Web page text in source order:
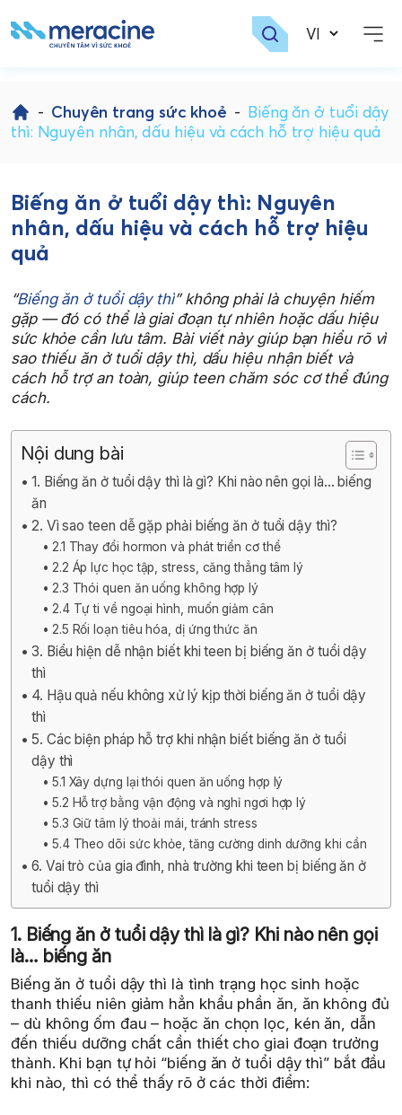
to
content
- Chuyên trang sức khoẻ - Biếng ăn ở tuổi dậy
thì: Nguyên nhân, dấu hiệu và cách hỗ trợ hiệu quả
Biếng ăn ở tuổi dậy thì: Nguyên
nhân, dấu hiệu và cách hỗ trợ hiệu
quả
“Biếng ăn ở tuổi dậy thì” không phải là chuyện hiếm
gặp — đó có thể là giai đoạn tự nhiên hoặc dấu hiệu
sức khỏe cần lưu tâm. Bài viết này giúp bạn hiểu rõ vì
sao thiếu ăn ở tuổi dậy thì, dấu hiệu nhận biết và
cách hỗ trợ an toàn, giúp teen chăm sóc cơ thể đúng
cách.
Nội dung bài
1. Biếng ăn ở tuổi dậy thì là gì? Khi nào nên gọi là… biếng
ăn
2. Vì sao teen dễ gặp phải biếng ăn ở tuổi dậy thì?
2.1 Thay đổi hormon và phát triển cơ thể
2.2 Áp lực học tập, stress, căng thẳng tâm lý
2.3 Thói quen ăn uống không hợp lý
2.4 Tự ti về ngoại hình, muốn giảm cân
2.5 Rối loạn tiêu hóa, dị ứng thức ăn
3. Biểu hiện dễ nhận biết khi teen bị biếng ăn ở tuổi dậy
thì
4. Hậu quả nếu không xử lý kịp thời biếng ăn ở tuổi dậy
thì
5. Các biện pháp hỗ trợ khi nhận biết biếng ăn ở tuổi
dậy thì
5.1 Xây dựng lại thói quen ăn uống hợp lý
5.2 Hỗ trợ bằng vận động và nghỉ ngơi hợp lý
5.3 Giữ tâm lý thoải mái, tránh stress
5.4 Theo dõi sức khỏe, tăng cường dinh dưỡng khi cần
6. Vai trò của gia đình, nhà trường khi teen bị biếng ăn ở
tuổi dậy thì
1. Biếng ăn ở tuổi dậy thì là gì? Khi nào nên gọi
là… biếng ăn
Biếng ăn ở tuổi dậy thì là tình trạng học sinh hoặc
thanh thiếu niên giảm hẳn khẩu phần ăn, ăn không đủ
– dù không ốm đau – hoặc ăn chọn lọc, kén ăn, dẫn
đến thiếu dưỡng chất cần thiết cho giai đoạn trưởng
thành. Khi bạn tự hỏi “biếng ăn ở tuổi dậy thì” bắt đầu
khi nào, thì có thể thấy rõ ở các thời điểm: